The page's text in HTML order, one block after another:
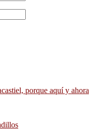
porque aquí y ahora